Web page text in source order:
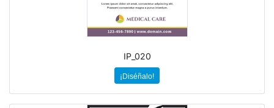
IP_020
¡Diséñalo!